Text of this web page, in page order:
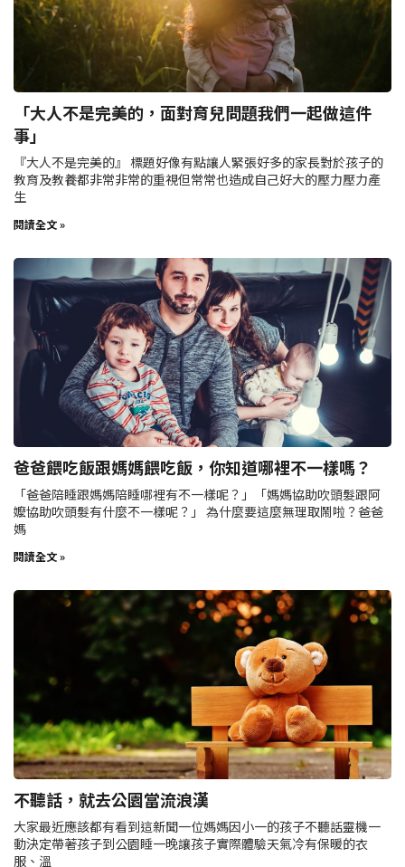
「大人不是完美的，面對育兒問題我們一起做這件
事」
『大人不是完美的』 標題好像有點讓人緊張好多的家長對於孩子的
教育及教養都非常非常的重視但常常也造成自己好大的壓力壓力產
生
閱讀全文 »
爸爸餵吃飯跟媽媽餵吃飯，你知道哪裡不一樣嗎？
「爸爸陪睡跟媽媽陪睡哪裡有不一樣呢？」「媽媽協助吹頭髮跟阿
嬤協助吹頭髮有什麼不一樣呢？」 為什麼要這麼無理取鬧啦？爸爸
媽
閱讀全文 »
不聽話，就去公園當流浪漢
大家最近應該都有看到這新聞一位媽媽因小一的孩子不聽話靈機一
動決定帶著孩子到公園睡一晚讓孩子實際體驗天氣冷有保暖的衣
服、溫